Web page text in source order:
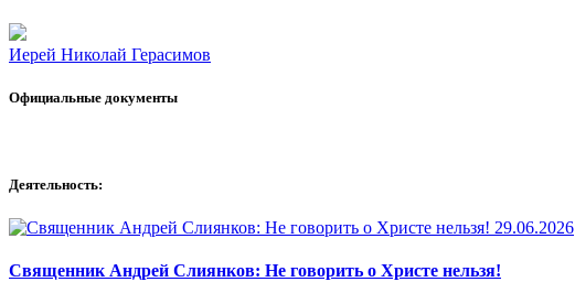
Иерей Николай Герасимов
Официальные документы
Деятельность:
29.06.2026
Священник Андрей Слиянков: Не говорить о Христе нельзя!